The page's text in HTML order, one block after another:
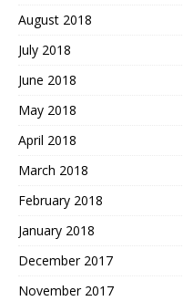
August 2018
July 2018
June 2018
May 2018
April 2018
March 2018
February 2018
January 2018
December 2017
November 2017